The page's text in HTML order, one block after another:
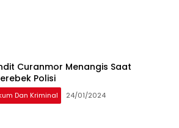
Curanmor Menangis Saat
Polisi
Dan Kriminal 24/01/2024